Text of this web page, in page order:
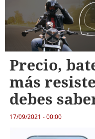
Precio,
más
debes
17/09/2021 - 00:00